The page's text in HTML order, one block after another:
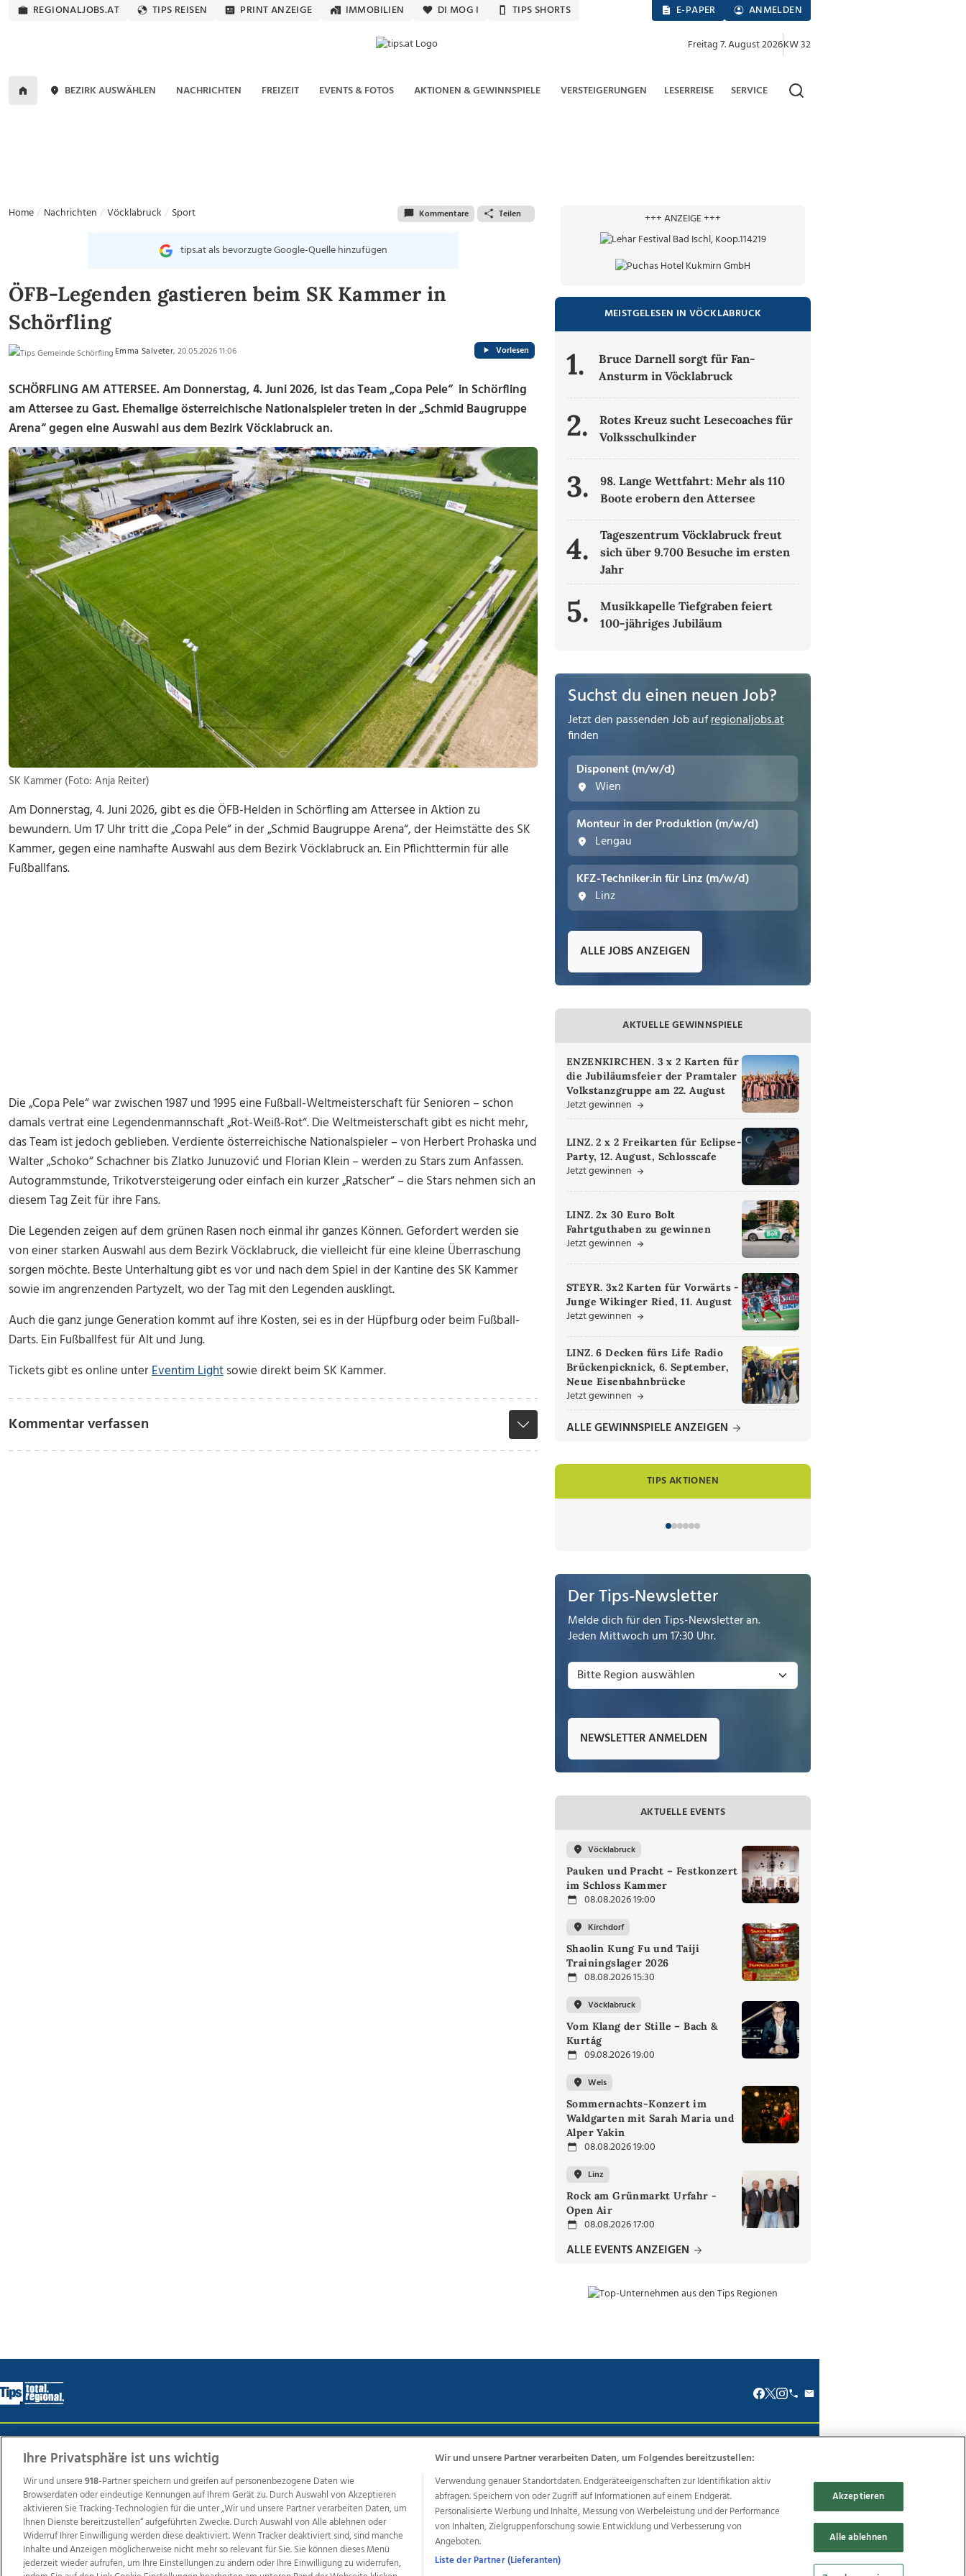
REGIONALJOBS.AT TIPS REISEN PRINT ANZEIGE IMMOBILIEN DI MOG I TIPS SHORTS E-PAPER ANMELDEN
Freitag 7. August 2026KW 32
BEZIRK AUSWÄHLEN NACHRICHTEN FREIZEIT EVENTS & FOTOS AKTIONEN & GEWINNSPIELE VERSTEIGERUNGEN LESERREISE SERVICE
Home Nachrichten Vöcklabruck Sport Kommentare Teilen
tips.at als bevorzugte Google-Quelle hinzufügen
ÖFB-Legenden gastieren beim SK Kammer in
Schörfling
Emma Salveter, 20.05.2026 11:06 Vorlesen
SCHÖRFLING AM ATTERSEE. Am Donnerstag, 4. Juni 2026, ist das Team „Copa Pele“ in Schörfling
am Attersee zu Gast. Ehemalige österreichische Nationalspieler treten in der „Schmid Baugruppe
Arena“ gegen eine Auswahl aus dem Bezirk Vöcklabruck an.
SK Kammer (Foto: Anja Reiter)
Am Donnerstag, 4. Juni 2026, gibt es die ÖFB-Helden in Schörfling am Attersee in Aktion zu
bewundern. Um 17 Uhr tritt die „Copa Pele“ in der „Schmid Baugruppe Arena“, der Heimstätte des SK
Kammer, gegen eine namhafte Auswahl aus dem Bezirk Vöcklabruck an. Ein Pflichttermin für alle
Fußballfans.
Die „Copa Pele“ war zwischen 1987 und 1995 eine Fußball-Weltmeisterschaft für Senioren – schon
damals vertrat eine Legendenmannschaft „Rot-Weiß-Rot“. Die Weltmeisterschaft gibt es nicht mehr,
das Team ist jedoch geblieben. Verdiente österreichische Nationalspieler – von Herbert Prohaska und
Walter „Schoko“ Schachner bis Zlatko Junuzović und Florian Klein – werden zu Stars zum Anfassen.
Autogrammstunde, Trikotversteigerung oder einfach ein kurzer „Ratscher“ – die Stars nehmen sich an
diesem Tag Zeit für ihre Fans.
Die Legenden zeigen auf dem grünen Rasen noch einmal ihr ganzes Können. Gefordert werden sie
von einer starken Auswahl aus dem Bezirk Vöcklabruck, die vielleicht für eine kleine Überraschung
sorgen möchte. Beste Unterhaltung gibt es vor und nach dem Spiel in der Kantine des SK Kammer
sowie im angrenzenden Partyzelt, wo der Tag mit den Legenden ausklingt.
Auch die ganz junge Generation kommt auf ihre Kosten, sei es in der Hüpfburg oder beim Fußball-
Darts. Ein Fußballfest für Alt und Jung.
Tickets gibt es online unterEventim Lightsowie direkt beim SK Kammer.
Kommentar verfassen
+++ ANZEIGE +++
MEISTGELESEN IN VÖCKLABRUCK
1.
Bruce Darnell sorgt für Fan-
Ansturm in Vöcklabruck
2.
Rotes Kreuz sucht Lesecoaches für
Volksschulkinder
3.
98. Lange Wettfahrt: Mehr als 110
Boote erobern den Attersee
4.
Tageszentrum Vöcklabruck freut
sich über 9.700 Besuche im ersten
Jahr
5.
Musikkapelle Tiefgraben feiert
100-jähriges Jubiläum
Suchst du einen neuen Job?
Jetzt den passenden Job aufregionaljobs.at
finden
Disponent (m/w/d)
Wien
Monteur in der Produktion (m/w/d)
Lengau
KFZ-Techniker:in für Linz (m/w/d)
Linz
ALLE JOBS ANZEIGEN
AKTUELLE GEWINNSPIELE
ENZENKIRCHEN. 3 x 2 Karten für
die Jubiläumsfeier der Pramtaler
Volkstanzgruppe am 22. August
Jetzt gewinnen
LINZ. 2 x 2 Freikarten für Eclipse-
Party, 12. August, Schlosscafe
Jetzt gewinnen
LINZ. 2x 30 Euro Bolt
Fahrtguthaben zu gewinnen
Jetzt gewinnen
STEYR. 3x2 Karten für Vorwärts -
Junge Wikinger Ried, 11. August
Jetzt gewinnen
LINZ. 6 Decken fürs Life Radio
Brückenpicknick, 6. September,
Neue Eisenbahnbrücke
Jetzt gewinnen
ALLE GEWINNSPIELE ANZEIGEN
TIPS AKTIONEN
Der Tips-Newsletter
Melde dich für den Tips-Newsletter an.
Jeden Mittwoch um 17:30 Uhr.
NEWSLETTER ANMELDEN
AKTUELLE EVENTS
Vöcklabruck
Pauken und Pracht – Festkonzert
im Schloss Kammer
08.08.2026 19:00
Kirchdorf
Shaolin Kung Fu und Taiji
Trainingslager 2026
08.08.2026 15:30
Vöcklabruck
Vom Klang der Stille – Bach &
Kurtág
09.08.2026 19:00
Wels
Sommernachts-Konzert im
Waldgarten mit Sarah Maria und
Alper Yakin
08.08.2026 19:00
Linz
Rock am Grünmarkt Urfahr -
Open Air
08.08.2026 17:00
ALLE EVENTS ANZEIGEN
Wir über uns Mediadaten Kontakt AGB Anzeigekunden AGB Website Ehrenkodex Politische Werbung
Weitere Angebote des Medienhauses Wimmer
TV1 di-mog-i.at OÖNow Ischler Woche Life Radio OÖNachrichten OÖN Immobilien OÖN Karriere OÖN Reise
Promenaden Galerien
Regionaljobs
wasistlos.at wirtrauern.at
Ihre Privatsphäre ist uns wichtig
Wir und unsere918-Partner speichern und greifen auf personenbezogene Daten wie
Browserdaten oder eindeutige Kennungen auf Ihrem Gerät zu. Durch Auswahl von Akzeptieren
aktivieren Sie Tracking-Technologien für die unter „Wir und unsere Partner verarbeiten Daten, um
Ihnen Dienste bereitzustellen“ aufgeführten Zwecke. Durch Auswahl von Alle ablehnen oder
Widerruf Ihrer Einwilligung werden diese deaktiviert. Wenn Tracker deaktiviert sind, sind manche
Inhalte und Anzeigen möglicherweise nicht mehr so relevant für Sie. Sie können dieses Menü
jederzeit wieder aufrufen, um Ihre Einstellungen zu ändern oder Ihre Einwilligung zu widerrufen,
Wir und unsere Partner verarbeiten Daten, um Folgendes bereitzustellen:
Verwendung genauer Standortdaten. Endgeräteeigenschaften zur Identifikation aktiv
abfragen. Speichern von oder Zugriff auf Informationen auf einem Endgerät.
Personalisierte Werbung und Inhalte, Messung von Werbeleistung und der Performance
von Inhalten, Zielgruppenforschung sowie Entwicklung und Verbesserung von
Angeboten.
Liste der Partner (Lieferanten)
Akzeptieren
Alle ablehnen